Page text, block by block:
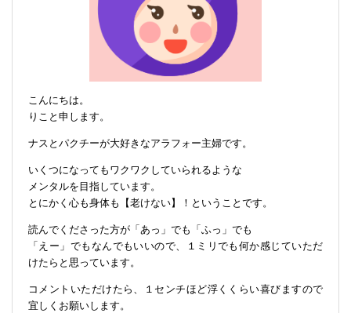
こんにちは。
りこと申します。
ナスとパクチーが大好きなアラフォー主婦です。
いくつになってもワクワクしていられるような
メンタルを目指しています。
とにかく心も身体も【老けない】！ということです。
読んでくださった方が「あっ」でも「ふっ」でも
「えー」でもなんでもいいので、１ミリでも何か感じていただ
けたらと思っています。
コメントいただけたら、１センチほど浮くくらい喜びますので
宜しくお願いします。